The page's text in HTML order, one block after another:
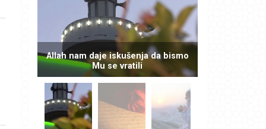
Allah nam daje iskušenja da bismo
Mu se vratili